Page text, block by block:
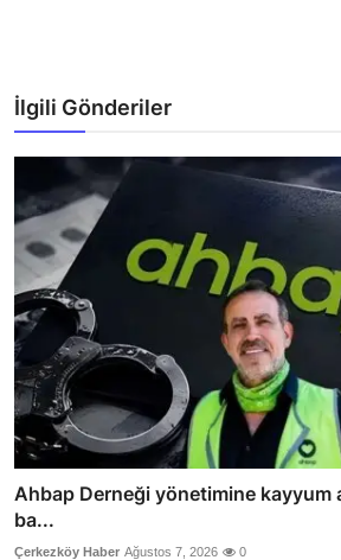
İlgili Gönderiler
Ahbap Derneği yönetimine kayyum
ba...
Çerkezköy Haber Ağustos 7, 2026 0